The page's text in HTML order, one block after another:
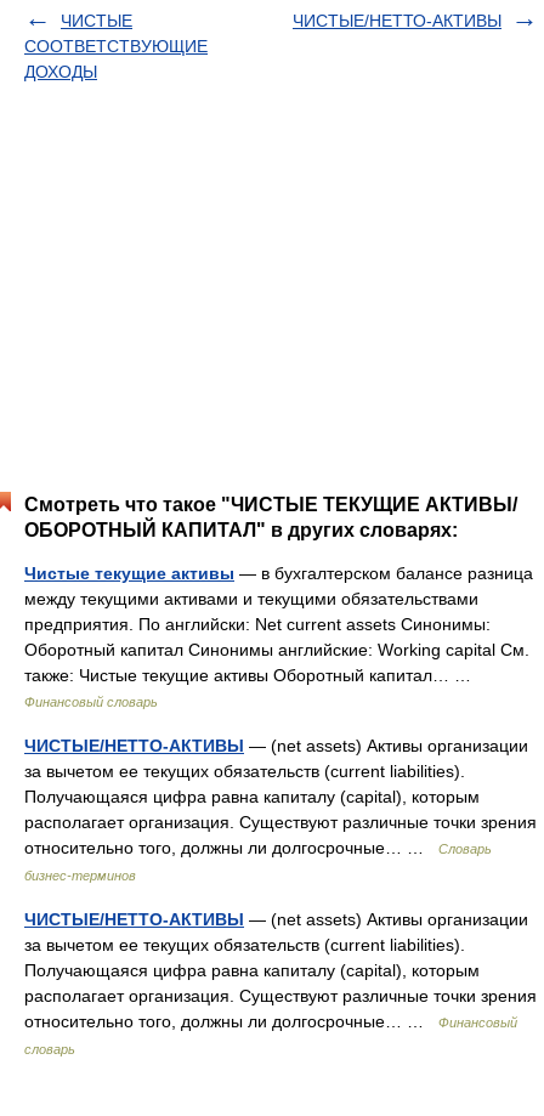
ЧИСТЫЕ
СООТВЕТСТВУЮЩИЕ
ДОХОДЫ
ЧИСТЫЕ/НЕТТО-АКТИВЫ
Смотреть что такое "ЧИСТЫЕ ТЕКУЩИЕ АКТИВЫ/
ОБОРОТНЫЙ КАПИТАЛ" в других словарях:
Чистые текущие активы — в бухгалтерском балансе разница
между текущими активами и текущими обязательствами
предприятия. По английски: Net current assets Синонимы:
Оборотный капитал Синонимы английские: Working capital См.
также: Чистые текущие активы Оборотный капитал… …
Финансовый словарь
ЧИСТЫЕ/НЕТТО-АКТИВЫ — (net assets) Активы организации
за вычетом ее текущих обязательств (current liabilities).
Получающаяся цифра равна капиталу (capital), которым
располагает организация. Существуют различные точки зрения
относительно того, должны ли долгосрочные… …
Словарь
бизнес-терминов
ЧИСТЫЕ/НЕТТО-АКТИВЫ — (net assets) Активы организации
за вычетом ее текущих обязательств (сurrent liabilities).
Получающаяся цифра равна капиталу (capital), которым
располагает организация. Существуют различные точки зрения
относительно того, должны ли долгосрочные… …
Финансовый
словарь